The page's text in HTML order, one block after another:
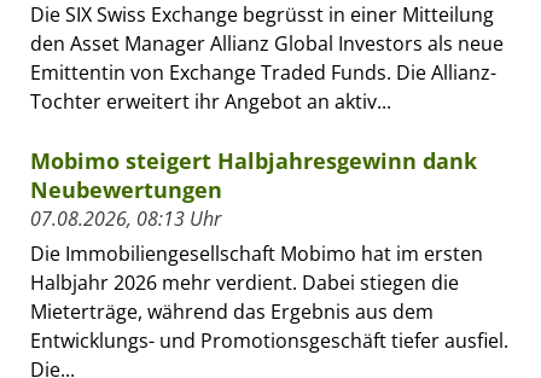
Die SIX Swiss Exchange begrüsst in einer Mitteilung
den Asset Manager Allianz Global Investors als neue
Emittentin von Exchange Traded Funds. Die Allianz-
Tochter erweitert ihr Angebot an aktiv...
Mobimo steigert Halbjahresgewinn dank
Neubewertungen
07.08.2026, 08:13 Uhr
Die Immobiliengesellschaft Mobimo hat im ersten
Halbjahr 2026 mehr verdient. Dabei stiegen die
Mieterträge, während das Ergebnis aus dem
Entwicklungs- und Promotionsgeschäft tiefer ausfiel.
Die...